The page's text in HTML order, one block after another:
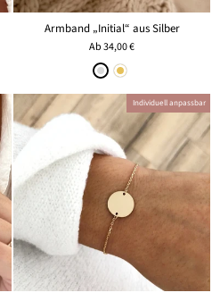
Armband „Initial“ aus Silber
Ab34,00 €
Individuell anpassbar